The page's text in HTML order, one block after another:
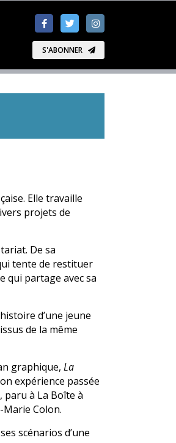
S'ABONNER
Elle travaille
projets de
De sa
tente de restituer
qui partage avec sa
d’une jeune
de la même
graphique, La
expérience passée
, paru à La Boîte à
Colon.
scénarios d’une